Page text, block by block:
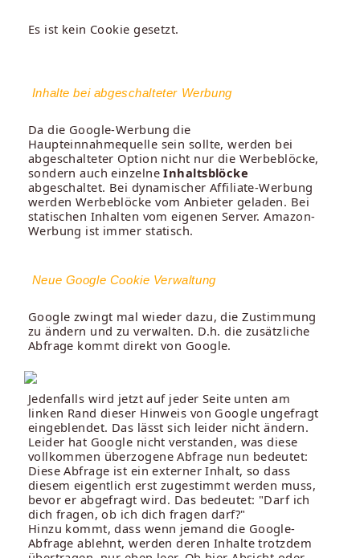
Es ist kein Cookie gesetzt.
Inhalte bei abgeschalteter Werbung
Da die Google-Werbung die
Haupteinnahmequelle sein sollte, werden bei
abgeschalteter Option nicht nur die Werbeblöcke,
sondern auch einzelneInhaltsblöcke
abgeschaltet. Bei dynamischer Affiliate-Werbung
werden Werbeblöcke vom Anbieter geladen. Bei
statischen Inhalten vom eigenen Server. Amazon-
Werbung ist immer statisch.
Neue Google Cookie Verwaltung
Google zwingt mal wieder dazu, die Zustimmung
zu ändern und zu verwalten. D.h. die zusätzliche
Abfrage kommt direkt von Google.
Jedenfalls wird jetzt auf jeder Seite unten am
linken Rand dieser Hinweis von Google ungefragt
eingeblendet. Das lässt sich leider nicht ändern.
Leider hat Google nicht verstanden, was diese
vollkommen überzogene Abfrage nun bedeutet:
Diese Abfrage ist ein externer Inhalt, so dass
diesem eigentlich erst zugestimmt werden muss,
bevor er abgefragt wird. Das bedeutet: "Darf ich
dich fragen, ob ich dich fragen darf?"
Hinzu kommt, dass wenn jemand die Google-
Abfrage ablehnt, werden deren Inhalte trotzdem